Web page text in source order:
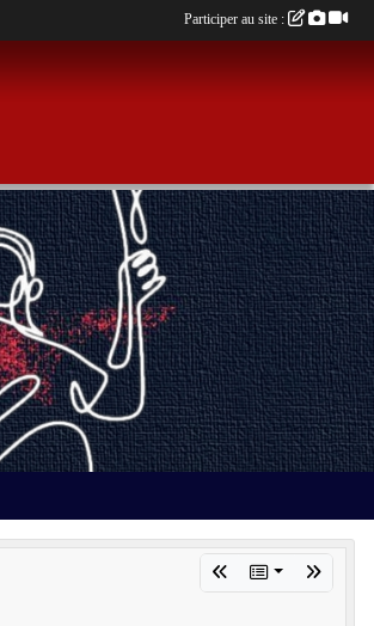
Participer au site :